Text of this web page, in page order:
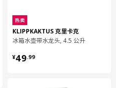
热卖
KLIPPKAKTUS 克里卡克
冰箱水壶带水龙头, 4.5 公升
¥49.99
¥ 49.99